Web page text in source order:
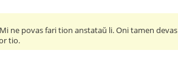
ne povas fari tion anstataŭ li. Oni tamen devas
tio.